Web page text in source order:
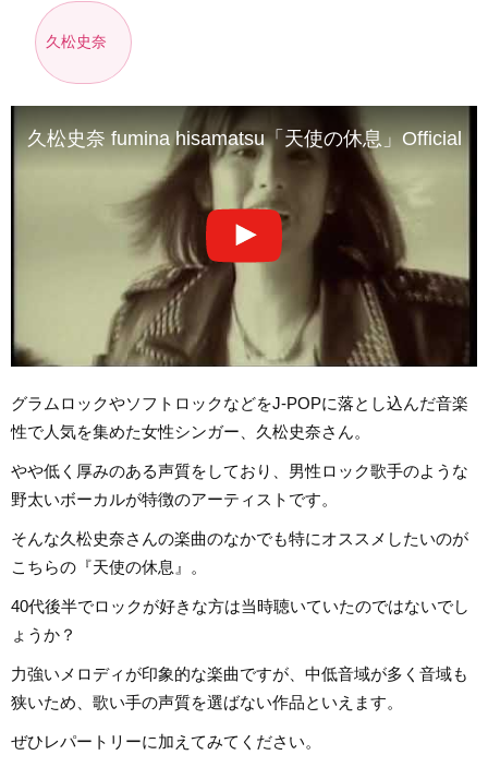
久松史奈
久松史奈 fumina hisamatsu「天使の休息」Official
グラムロックやソフトロックなどをJ-POPに落とし込んだ音楽
性で人気を集めた女性シンガー、久松史奈さん。
やや低く厚みのある声質をしており、男性ロック歌手のような
野太いボーカルが特徴のアーティストです。
そんな久松史奈さんの楽曲のなかでも特にオススメしたいのが
こちらの『天使の休息』。
40代後半でロックが好きな方は当時聴いていたのではないでし
ょうか？
力強いメロディが印象的な楽曲ですが、中低音域が多く音域も
狭いため、歌い手の声質を選ばない作品といえます。
ぜひレパートリーに加えてみてください。